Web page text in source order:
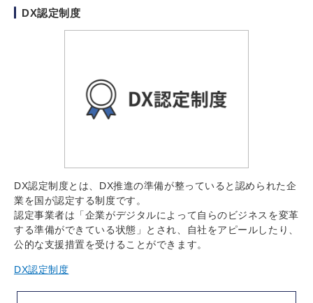
DX認定制度
DX認定制度とは、DX推進の準備が整っていると認められた企
業を国が認定する制度です。
認定事業者は「企業がデジタルによって自らのビジネスを変革
する準備ができている状態」とされ、自社をアピールしたり、
公的な支援措置を受けることができます。
DX認定制度